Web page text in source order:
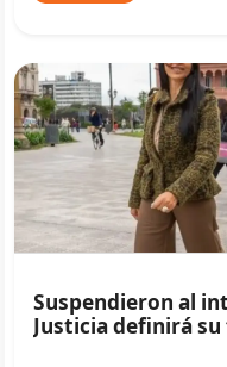
Suspendieron al
Justicia definirá